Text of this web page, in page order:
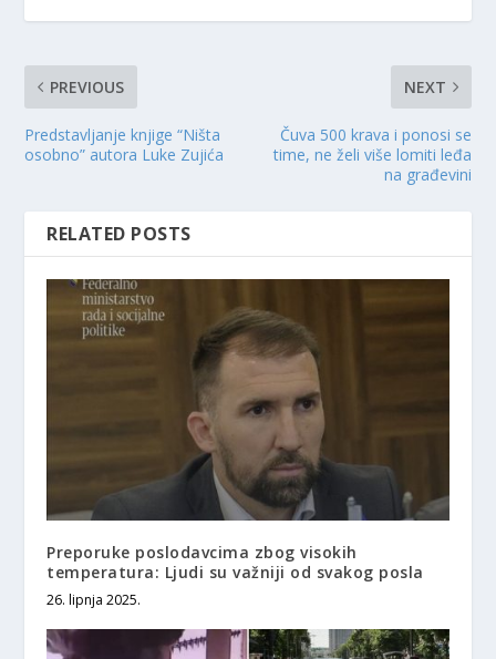
PREVIOUS
Predstavljanje knjige “Ništa
osobno” autora Luke Zujića
NEXT
Čuva 500 krava i ponosi se
time, ne želi više lomiti leđa
na građevini
RELATED POSTS
Preporuke poslodavcima zbog visokih
temperatura: Ljudi su važniji od svakog posla
26. lipnja 2025.